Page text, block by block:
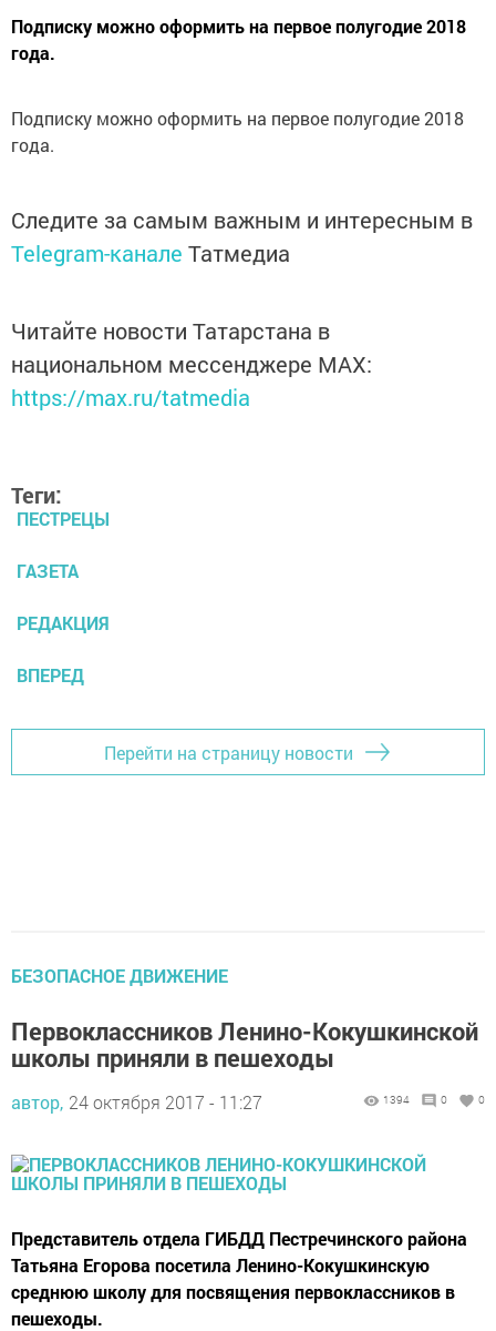
Подписку можно оформить на первое полугодие 2018
года.
Подписку можно оформить на первое полугодие 2018
года.
Следите за самым важным и интересным в
Telegram-канале Татмедиа
Читайте новости Татарстана в
национальном мессенджере MАХ:
https://max.ru/tatmedia
Теги:
ПЕСТРЕЦЫ
ГАЗЕТА
РЕДАКЦИЯ
ВПЕРЕД
Перейти на страницу новости
БЕЗОПАСНОЕ ДВИЖЕНИЕ
Первоклассников Ленино-Кокушкинской
школы приняли в пешеходы
автор, 24 октября 2017 - 11:27 1394 0 0
Представитель отдела ГИБДД Пестречинского района
Татьяна Егорова посетила Ленино-Кокушкинскую
среднюю школу для посвящения первоклассников в
пешеходы.